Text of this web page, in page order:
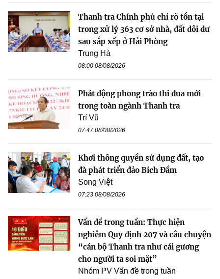
Thanh tra Chính phủ chỉ rõ tồn tại
trong xử lý 363 cơ sở nhà, đất dôi dư
sau sắp xếp ở Hải Phòng
Trung Hà
08:00 08/08/2026
Phát động phong trào thi đua mới
trong toàn ngành Thanh tra
Trí Vũ
07:47 08/08/2026
Khơi thông quyền sử dụng đất, tạo
đà phát triển đảo Bích Đầm
Song Việt
07:23 08/08/2026
Vấn đề trong tuần: Thực hiện
nghiêm Quy định 207 và câu chuyện
“cán bộ Thanh tra như cái gương
cho người ta soi mặt”
Nhóm PV Vấn đề trong tuần